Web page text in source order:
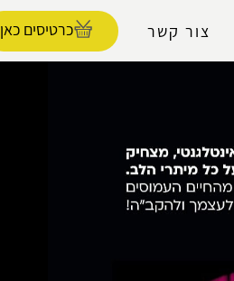
צור קשר כרטיסים כאן